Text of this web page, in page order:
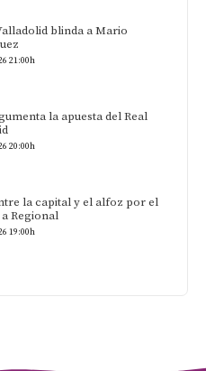
blinda a Mario
21:00h
la apuesta del Real
20:00h
la capital y el alfoz por el
Regional
19:00h